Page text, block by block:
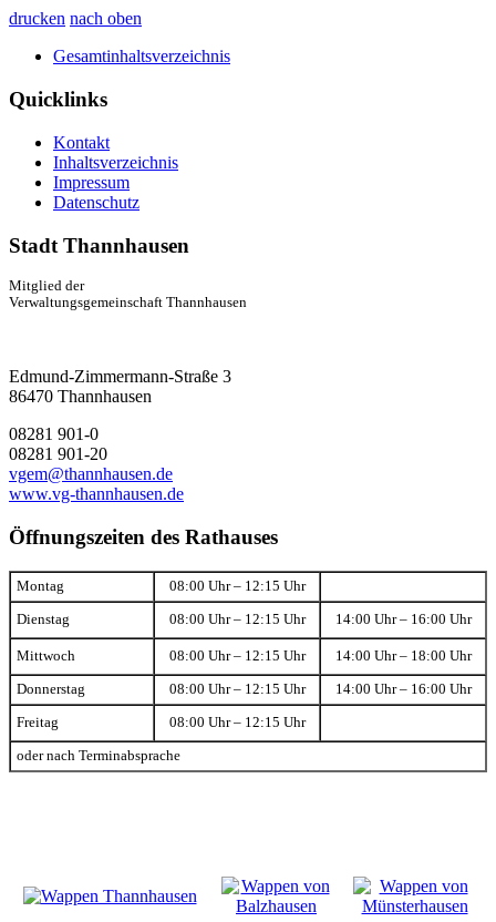
drucken nach oben
Gesamtinhaltsverzeichnis
Quicklinks
Kontakt
Inhaltsverzeichnis
Impressum
Datenschutz
Stadt Thannhausen
Mitglied der
Verwaltungsgemeinschaft Thannhausen
Edmund-Zimmermann-Straße 3
86470 Thannhausen
08281 901-0
08281 901-20
vgem@thannhausen.de
www.vg-thannhausen.de
Öffnungszeiten des Rathauses
Montag 08:00 Uhr – 12:15 Uhr
Dienstag 08:00 Uhr – 12:15 Uhr 14:00 Uhr – 16:00 Uhr
Mittwoch 08:00 Uhr – 12:15 Uhr 14:00 Uhr – 18:00 Uhr
Donnerstag 08:00 Uhr – 12:15 Uhr 14:00 Uhr – 16:00 Uhr
Freitag 08:00 Uhr – 12:15 Uhr
oder nach Terminabsprache